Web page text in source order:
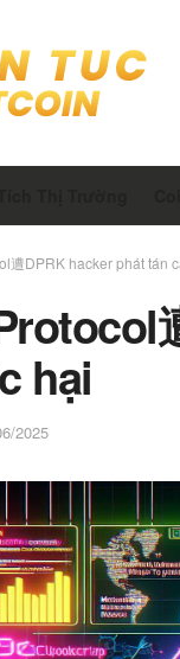
遭DPRK hacker phát tán
hại
2025